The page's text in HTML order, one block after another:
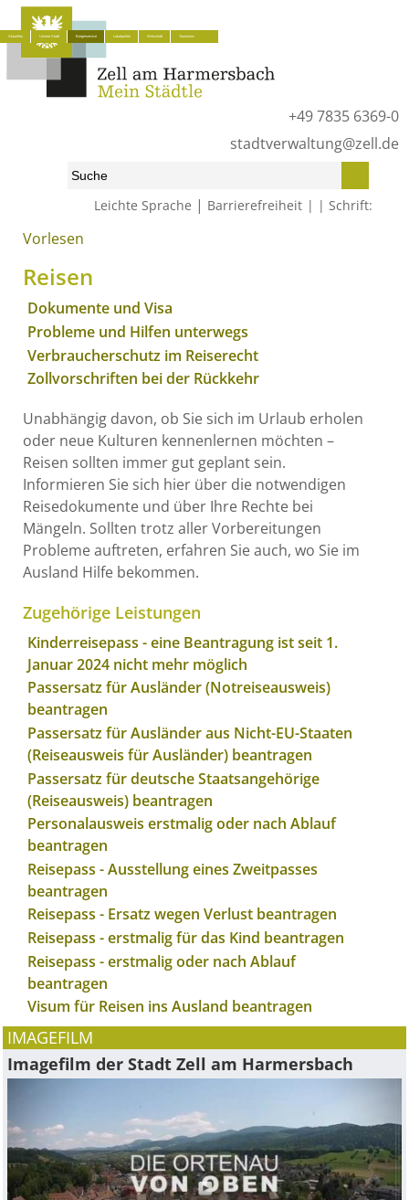
+49 7835 6369-0
stadtverwaltung@zell.de
Leichte Sprache | Barrierefreiheit Schrift:
Aktuelles Unsere Stadt Bürgerservice Lokalpolitik Wirtschaft Tourismus
Start» Bürgerservice »
Vorlesen
Reisen
Dokumente und Visa
Probleme und Hilfen unterwegs
Verbraucherschutz im Reiserecht
Zollvorschriften bei der Rückkehr
Unabhängig davon, ob Sie sich im Urlaub erholen
oder neue Kulturen kennenlernen möchten –
Reisen sollten immer gut geplant sein.
Informieren Sie sich hier über die notwendigen
Reisedokumente und über Ihre Rechte bei
Mängeln. Sollten trotz aller Vorbereitungen
Probleme auftreten, erfahren Sie auch, wo Sie im
Ausland Hilfe bekommen.
Zugehörige Leistungen
Kinderreisepass - eine Beantragung ist seit 1.
Januar 2024 nicht mehr möglich
Passersatz für Ausländer (Notreiseausweis)
beantragen
Passersatz für Ausländer aus Nicht-EU-Staaten
(Reiseausweis für Ausländer) beantragen
Passersatz für deutsche Staatsangehörige
(Reiseausweis) beantragen
Personalausweis erstmalig oder nach Ablauf
beantragen
Reisepass - Ausstellung eines Zweitpasses
beantragen
Reisepass - Ersatz wegen Verlust beantragen
Reisepass - erstmalig für das Kind beantragen
Reisepass - erstmalig oder nach Ablauf
beantragen
Visum für Reisen ins Ausland beantragen
IMAGEFILM
Imagefilm der Stadt Zell am Harmersbach